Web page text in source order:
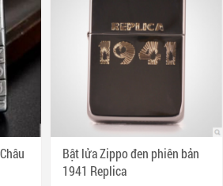
Bật lửa Zippo đen phiên bản
1941 Replica